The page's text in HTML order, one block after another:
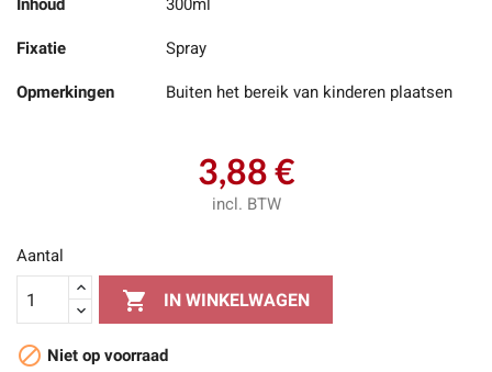
Inhoud 300ml
Fixatie Spray
Opmerkingen Buiten het bereik van kinderen plaatsen
3,88 €
incl. BTW
Aantal
 IN WINKELWAGEN
 Niet op voorraad